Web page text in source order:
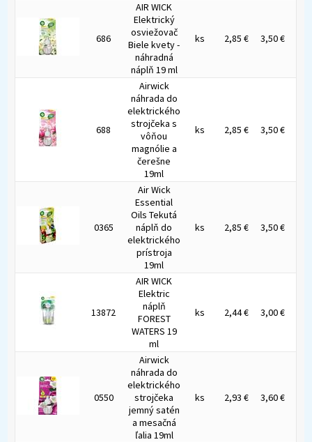
686
AIR WICK
Elektrický
osviežovač
Biele kvety -
náhradná
náplň 19 ml
ks 2,85 € 3,50 €
688
Airwick
náhrada do
elektrického
strojčeka s
vôňou
magnólie a
čerešne
19ml
ks 2,85 € 3,50 €
0365
Air Wick
Essential
Oils Tekutá
náplň do
elektrického
prístroja
19ml
ks 2,85 € 3,50 €
13872
AIR WICK
Elektric
náplň
FOREST
WATERS 19
ml
ks 2,44 € 3,00 €
0550
Airwick
náhrada do
elektrického
strojčeka
jemný satén
a mesačná
ľalia 19ml
ks 2,93 € 3,60 €